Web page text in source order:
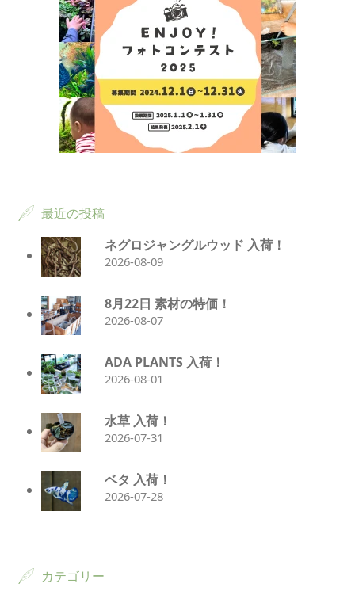
最近の投稿
ネグロジャングルウッド 入荷！
2026-08-09
8月22日 素材の特価！
2026-08-07
ADA PLANTS 入荷！
2026-08-01
水草 入荷！
2026-07-31
ベタ 入荷！
2026-07-28
カテゴリー